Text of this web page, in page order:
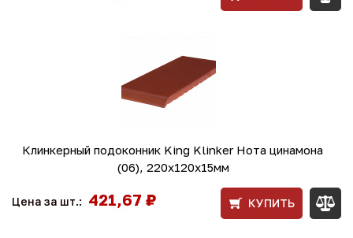
Клинкерный подоконник King Klinker Нота цинамона
(06), 220х120х15мм
Цена за шт.: 421,67 ₽ КУПИТЬ